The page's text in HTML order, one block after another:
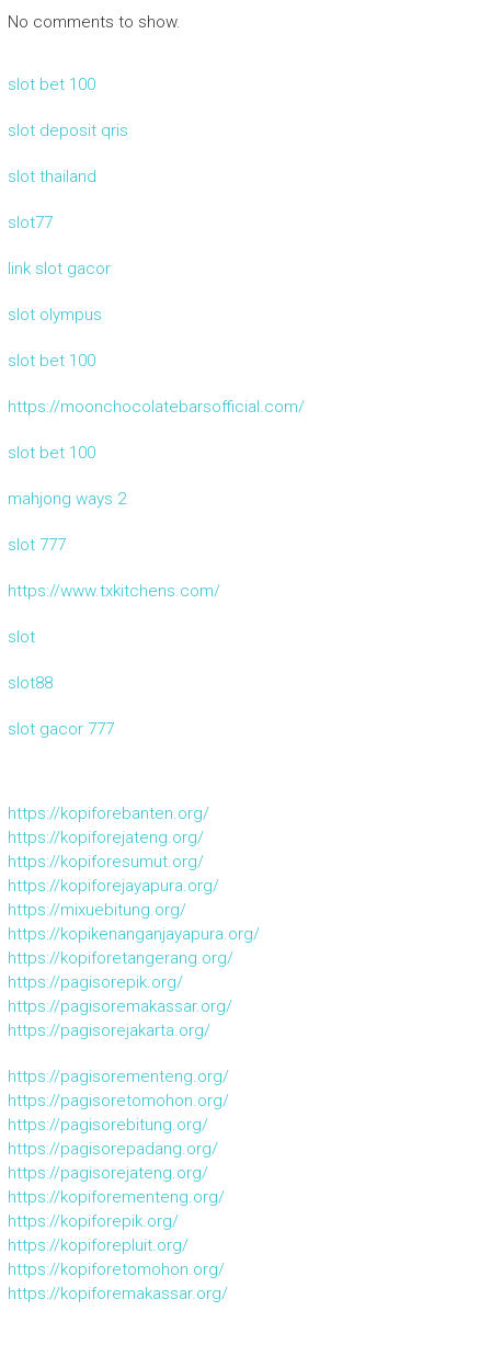
No comments to show.
slot bet 100
slot deposit qris
slot thailand
slot77
link slot gacor
slot olympus
slot bet 100
https://moonchocolatebarsofficial.com/
slot bet 100
mahjong ways 2
slot 777
https://www.txkitchens.com/
slot
slot88
slot gacor 777
https://kopiforebanten.org/
https://kopiforejateng.org/
https://kopiforesumut.org/
https://kopiforejayapura.org/
https://mixuebitung.org/
https://kopikenanganjayapura.org/
https://kopiforetangerang.org/
https://pagisorepik.org/
https://pagisoremakassar.org/
https://pagisorejakarta.org/
https://pagisorementeng.org/
https://pagisoretomohon.org/
https://pagisorebitung.org/
https://pagisorepadang.org/
https://pagisorejateng.org/
https://kopiforementeng.org/
https://kopiforepik.org/
https://kopiforepluit.org/
https://kopiforetomohon.org/
https://kopiforemakassar.org/